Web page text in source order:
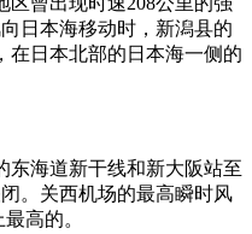
日本海移动时，新潟县的
在日本北部的日本海一侧的
东海道新干线和新大阪站至
。关西机场的最高瞬时风
高的。